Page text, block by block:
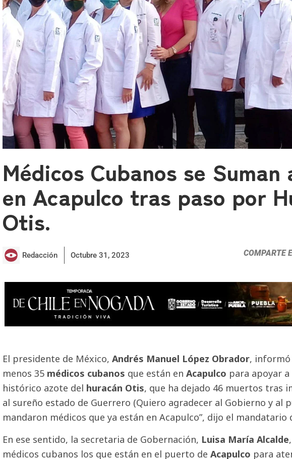
Médicos Cubanos se
en Acapulco tras paso por
Otis.
Redacción Octubre 31, 2023 COMPARTE
El presidente de México, Andrés Manuel López Obrador, informó
menos 35 médicos cubanos que están en Acapulco para apoyar
histórico azote del huracán Otis, que ha dejado 46 muertos tras
al sureño estado de Guerrero (Quiero agradecer al Gobierno y al
mandaron médicos que ya están en Acapulco”, dijo el mandatario
En ese sentido, la secretaria de Gobernación, Luisa María Alcalde
médicos cubanos los que están en el puerto de Acapulco para